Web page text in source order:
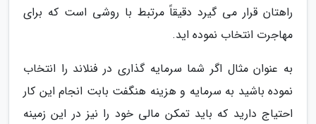
راهتان قرار می گیرد دقیقاً مرتبط با روشی است که برای
مهاجرت انتخاب نموده اید.
به عنوان مثال اگر شما سرمایه گذاری در فنلاند را انتخاب
نموده باشید به سرمایه و هزینه هنگفت بابت انجام این کار
احتیاج دارید که باید تمکن مالی خود را نیز در این زمینه